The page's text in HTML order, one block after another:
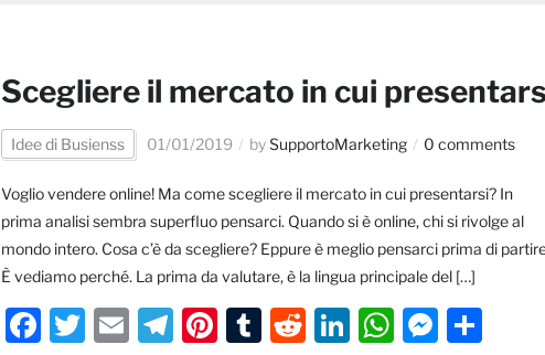
Scegliere il mercato in cui
Idee di Busienss 01/01/2019 bySupportoMarketing 0 comments
Voglio vendere online! Ma come scegliere il mercato in cui presentarsi? In
prima analisi sembra superfluo pensarci. Quando si è online, chi si rivolge al
mondo intero. Cosa c’è da scegliere? Eppure è meglio pensarci prima di
È vediamo perché. La prima da valutare, è la lingua principale del […]
Facebook
Twitter
EmailTelegram
Pinterest
Tumblr
Reddit
LinkedIn